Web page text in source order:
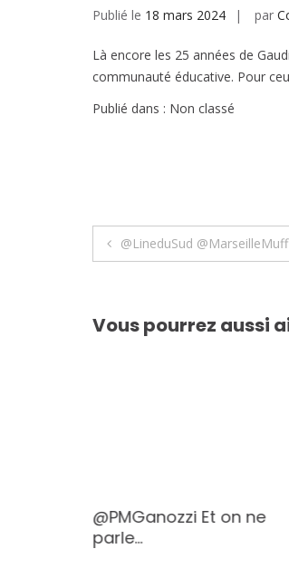
Publié le 18 mars 2024 par
Là encore les 25 années de
communauté éducative. Pour
Publié dans : Non classé
Navigation
l’article
@LineduSud
Vous pourrez aussi
@PMGanozzi Et on ne
parle…